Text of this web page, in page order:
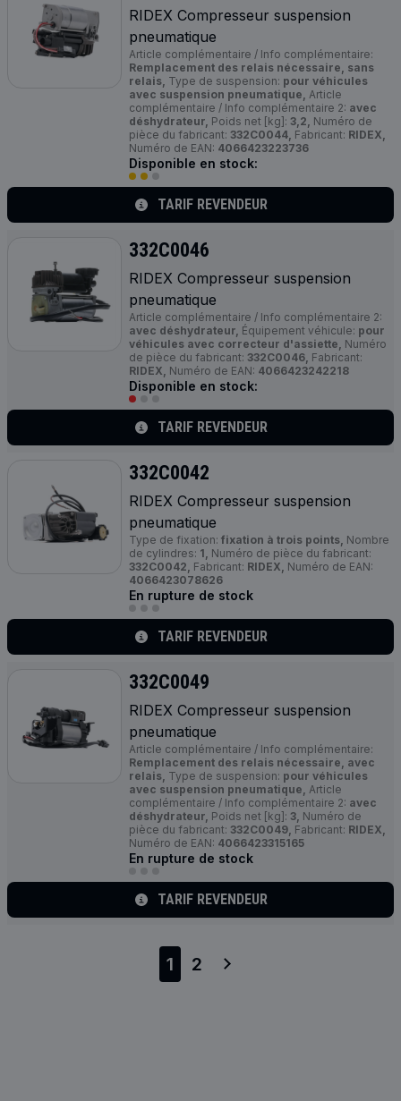
RIDEX Compresseur suspension
pneumatique
Article complémentaire / Info complémentaire:
Remplacement des relais nécessaire, sans
relais, Type de suspension: pour véhicules
avec suspension pneumatique, Article
complémentaire / Info complémentaire 2: avec
déshydrateur, Poids net [kg]: 3,2, Numéro de
pièce du fabricant: 332C0044, Fabricant: RIDEX,
Numéro de EAN: 4066423223736
Disponible en stock:
TARIF REVENDEUR
332C0046
RIDEX Compresseur suspension
pneumatique
Article complémentaire / Info complémentaire 2:
avec déshydrateur, Équipement véhicule: pour
véhicules avec correcteur d'assiette, Numéro
de pièce du fabricant: 332C0046, Fabricant:
RIDEX, Numéro de EAN: 4066423242218
Disponible en stock:
TARIF REVENDEUR
332C0042
RIDEX Compresseur suspension
pneumatique
Type de fixation: fixation à trois points, Nombre
de cylindres: 1, Numéro de pièce du fabricant:
332C0042, Fabricant: RIDEX, Numéro de EAN:
4066423078626
En rupture de stock
TARIF REVENDEUR
332C0049
RIDEX Compresseur suspension
pneumatique
Article complémentaire / Info complémentaire:
Remplacement des relais nécessaire, avec
relais, Type de suspension: pour véhicules
avec suspension pneumatique, Article
complémentaire / Info complémentaire 2: avec
déshydrateur, Poids net [kg]: 3, Numéro de
pièce du fabricant: 332C0049, Fabricant: RIDEX,
Numéro de EAN: 4066423315165
En rupture de stock
TARIF REVENDEUR
1 2